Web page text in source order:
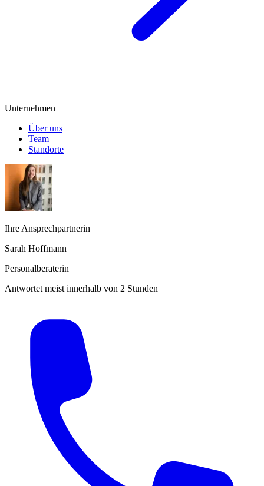
Unternehmen
Über uns
Team
Standorte
Ihre Ansprechpartnerin
Sarah Hoffmann
Personalberaterin
Antwortet meist innerhalb von 2 Stunden